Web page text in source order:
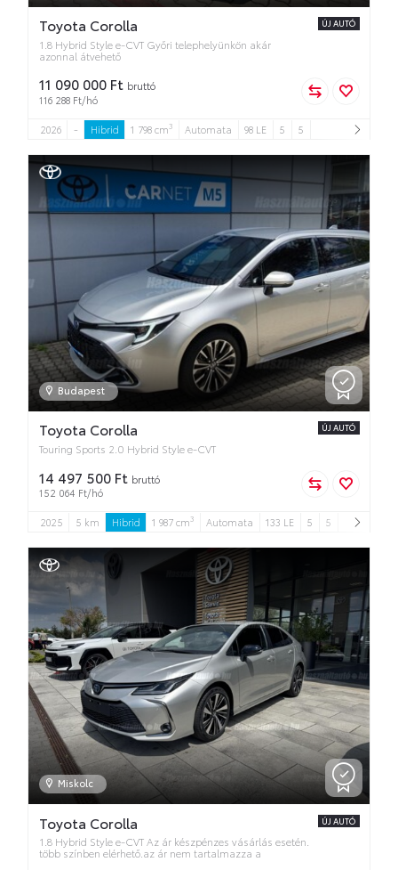
Toyota Corolla
1.8 Hybrid Style e-CVT Győri telephelyünkön akár
azonnal átvehető
ÚJ AUTÓ
11 090 000 Ft bruttó
116 288 Ft/hó
2026 - Hibrid 1 798 cm3 Automata 98 LE 5 5
Budapest
Toyota Corolla
Touring Sports 2.0 Hybrid Style e-CVT
ÚJ AUTÓ
14 497 500 Ft bruttó
152 064 Ft/hó
2025 5 km Hibrid 1 987 cm3 Automata 133 LE 5 5
Miskolc
Toyota Corolla
1.8 Hybrid Style e-CVT Az ár készpénzes vásárlás esetén.
több színben elérhető.az ár nem tartalmazza a
ÚJ AUTÓ